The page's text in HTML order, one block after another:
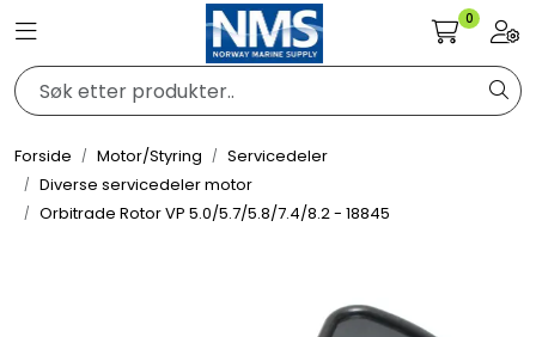
Toggle navigation 0
Forside Motor/Styring
Servicedeler
Diverse servicedeler motor
Orbitrade Rotor VP 5.0/5.7/5.8/7.4/8.2 - 18845
Elektronikk
Elektrisk